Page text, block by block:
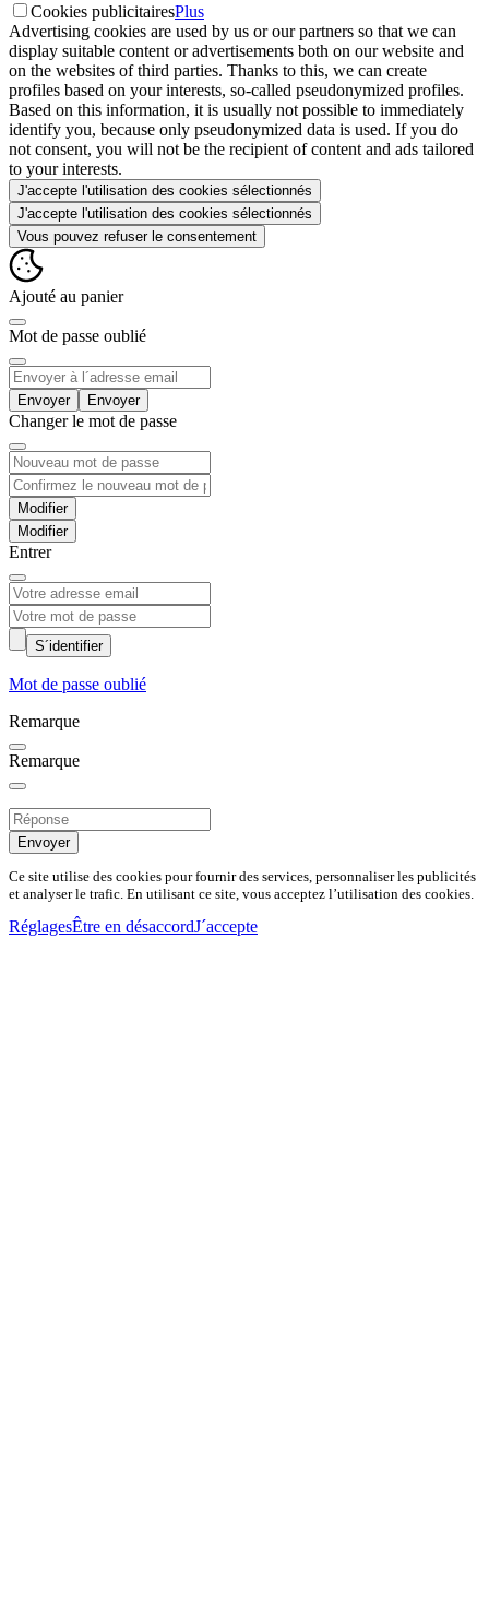
Cookies publicitairesPlus
Advertising cookies are used by us or our partners so that we can
display suitable content or advertisements both on our website and
on the websites of third parties. Thanks to this, we can create
profiles based on your interests, so-called pseudonymized profiles.
Based on this information, it is usually not possible to immediately
identify you, because only pseudonymized data is used. If you do
not consent, you will not be the recipient of content and ads tailored
to your interests.
J'accepte l'utilisation des cookies sélectionnés
J'accepte l'utilisation des cookies sélectionnés
Vous pouvez refuser le consentement
Ajouté au panier
Mot de passe oublié
Envoyer
Changer le mot de passe
Modifier
Entrer
S´identifier
Mot de passe oublié
Remarque
Remarque
Envoyer
Ce site utilise des cookies pour fournir des services, personnaliser les publicités
et analyser le trafic. En utilisant ce site, vous acceptez l’utilisation des cookies.
RéglagesÊtre en désaccordJ´accepte